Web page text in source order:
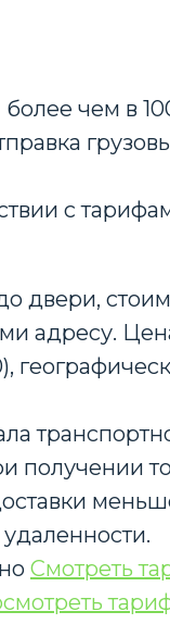
чем в
с
двери,
адресу.
получении
Смотреть